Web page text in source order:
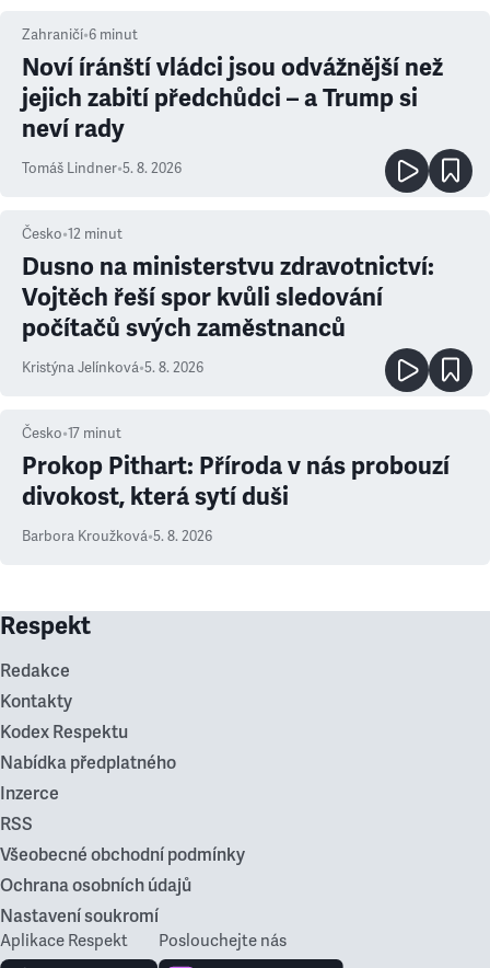
Zahraničí•6 minut
Noví íránští vládci jsou odvážnější než
jejich zabití předchůdci – a Trump si
neví rady
Tomáš Lindner•5. 8. 2026
Česko•12 minut
Dusno na ministerstvu zdravotnictví:
Vojtěch řeší spor kvůli sledování
počítačů svých zaměstnanců
Kristýna Jelínková•5. 8. 2026
Česko•17 minut
Prokop Pithart: Příroda v nás probouzí
divokost, která sytí duši
Barbora Kroužková•5. 8. 2026
Respekt
Redakce
Kontakty
Kodex Respektu
Nabídka předplatného
Inzerce
RSS
Všeobecné obchodní podmínky
Ochrana osobních údajů
Nastavení soukromí
Aplikace Respekt Poslouchejte nás